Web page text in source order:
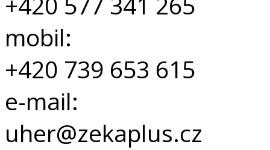
mobil:
+420 739 653 615
e-mail:
uher@zekaplus.cz